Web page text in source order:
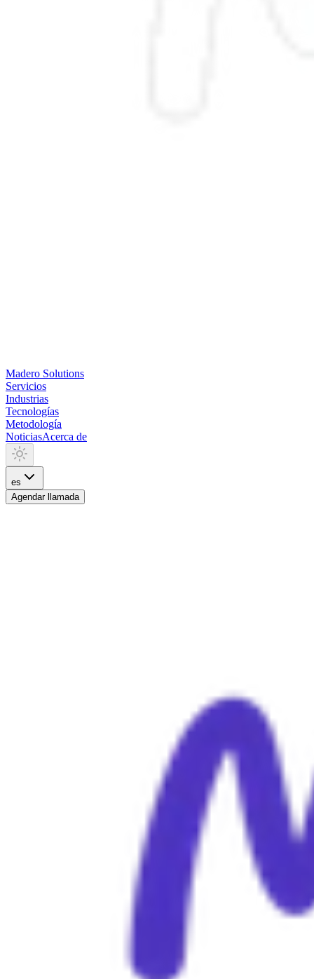
Madero Solutions
Servicios
Industrias
Tecnologías
Metodología
NoticiasAcerca de
es
Agendar llamada